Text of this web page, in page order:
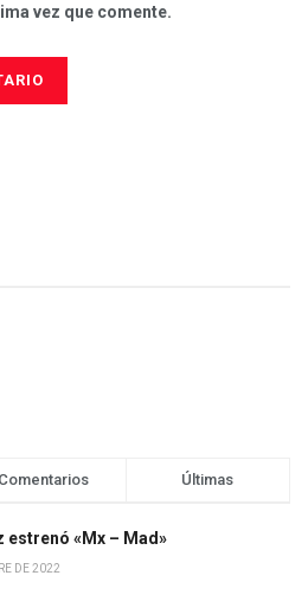
vez que comente.
Comentarios Últimas
estrenó «Mx – Mad»
DE 2022